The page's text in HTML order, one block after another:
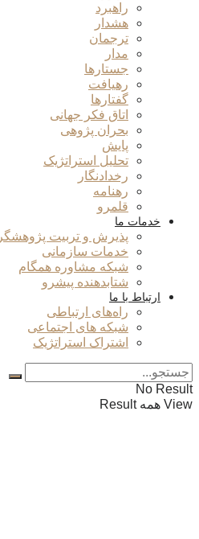
راهبرد
هشدار
ترجمان
مدار
جستارها
رهیافت
گفتارها
اتاق فکر جهانی
بحران پژوهی
پایش
تحلیل استراتژیک
رخدادنگار
رهنامه
قلمرو
خدمات ما
پذیرش و تربیت پژوهشگر
خدمات سازمانی
شبکه مشاوره همگام
شتابدهنده پیشرو
ارتباط با ما
راه‌های ارتباطی
شبکه های اجتماعی
اشتراک استراتژیک
No Result
View همه Result